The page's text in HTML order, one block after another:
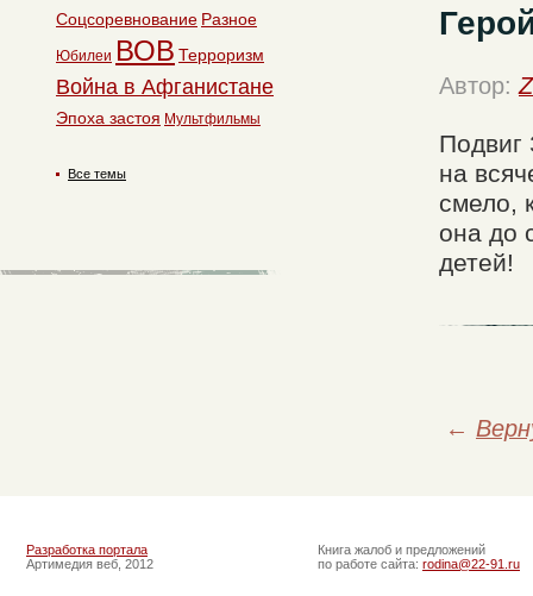
Автор:
Подвиг
на
смело,
она до
детей!
←
Соцсоревнование Разное
Юбилеи ВОВ Терроризм
Война в Афганистане
Эпоха застоя Мультфильмы
Все темы
Разработка портала
Артимедия веб, 2012
Книга жалоб и предложений
по работе сайта: rodina@22-91.ru